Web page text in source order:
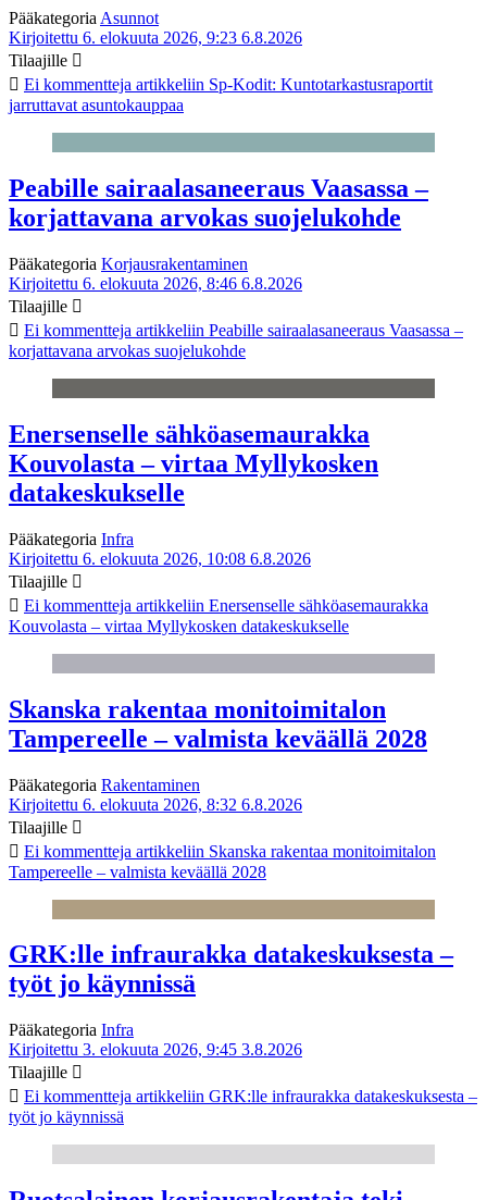
Pääkategoria Asunnot
Kirjoitettu 6. elokuuta 2026, 9:23 6.8.2026
Tilaajille
Ei kommentteja artikkeliin Sp-Kodit: Kuntotarkastusraportit
jarruttavat asuntokauppaa
Peabille sairaalasaneeraus Vaasassa –
korjattavana arvokas suojelukohde
Pääkategoria Korjausrakentaminen
Kirjoitettu 6. elokuuta 2026, 8:46 6.8.2026
Tilaajille
Ei kommentteja artikkeliin Peabille sairaalasaneeraus Vaasassa –
korjattavana arvokas suojelukohde
Enersenselle sähköasemaurakka
Kouvolasta – virtaa Myllykosken
datakeskukselle
Pääkategoria Infra
Kirjoitettu 6. elokuuta 2026, 10:08 6.8.2026
Tilaajille
Ei kommentteja artikkeliin Enersenselle sähköasemaurakka
Kouvolasta – virtaa Myllykosken datakeskukselle
Skanska rakentaa monitoimitalon
Tampereelle – valmista keväällä 2028
Pääkategoria Rakentaminen
Kirjoitettu 6. elokuuta 2026, 8:32 6.8.2026
Tilaajille
Ei kommentteja artikkeliin Skanska rakentaa monitoimitalon
Tampereelle – valmista keväällä 2028
GRK:lle infraurakka datakeskuksesta –
työt jo käynnissä
Pääkategoria Infra
Kirjoitettu 3. elokuuta 2026, 9:45 3.8.2026
Tilaajille
Ei kommentteja artikkeliin GRK:lle infraurakka datakeskuksesta –
työt jo käynnissä